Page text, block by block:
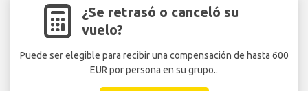
¿Se retrasó o canceló su
vuelo?
Puede ser elegible para recibir una compensación de hasta 600
EUR por persona en su grupo..